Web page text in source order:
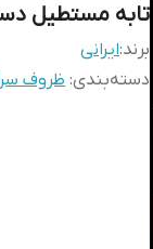
تابه مستطیل
برند:ایرانی
دسته‌بندی: ظروف